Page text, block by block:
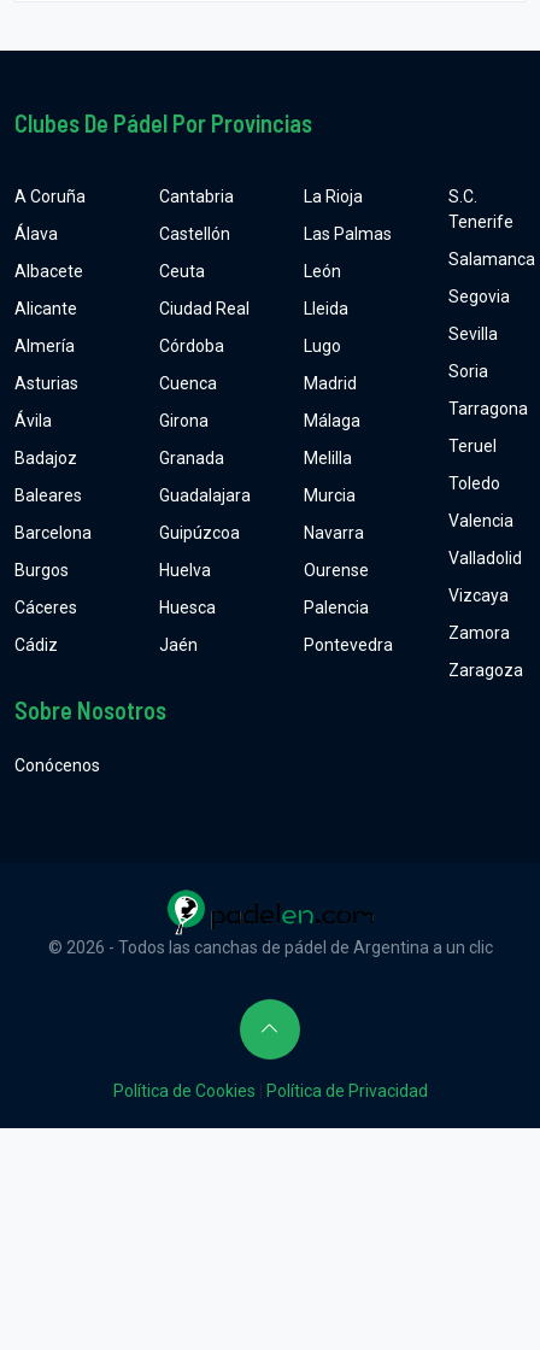
Clubes De Pádel Por Provincias
A Coruña
Álava
Albacete
Alicante
Almería
Asturias
Ávila
Badajoz
Baleares
Barcelona
Burgos
Cáceres
Cádiz
Cantabria
Castellón
Ceuta
Ciudad Real
Córdoba
Cuenca
Girona
Granada
Guadalajara
Guipúzcoa
Huelva
Huesca
Jaén
La Rioja
Las Palmas
León
Lleida
Lugo
Madrid
Málaga
Melilla
Murcia
Navarra
Ourense
Palencia
Pontevedra
S.C.
Tenerife
Salamanca
Segovia
Sevilla
Soria
Tarragona
Teruel
Toledo
Valencia
Valladolid
Vizcaya
Zamora
Zaragoza
Sobre Nosotros
Conócenos
© 2026 - Todos las canchas de pádel de Argentina a un clic
Política de Cookies Política de Privacidad